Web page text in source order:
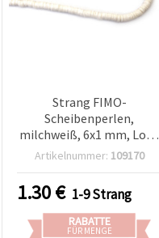
Strang FIMO-
Scheibenperlen,
milchweiß, 6x1 mm, Loch
2 mm, ca. 320 Stk.
Artikelnummer: 109170
1.30€ 1-9 Strang
RABATTE
FÜR MENGE